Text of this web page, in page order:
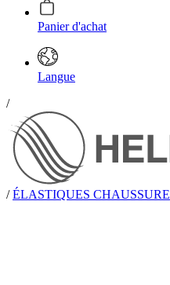
Panier d'achat
Langue
/
/ ÉLASTIQUES CHAUSSURE